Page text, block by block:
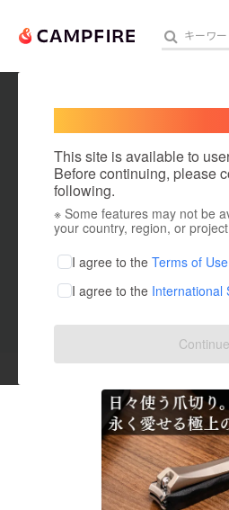
人気の
アー
テク
映像
ビジ
まち
This site is available to
Before continuing, please
following.
※ Some features may not be
your country, region, or
I agree to the Terms of Use
I agree to the International
Continue